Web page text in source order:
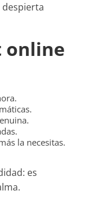
despierta
online
la necesitas.
es